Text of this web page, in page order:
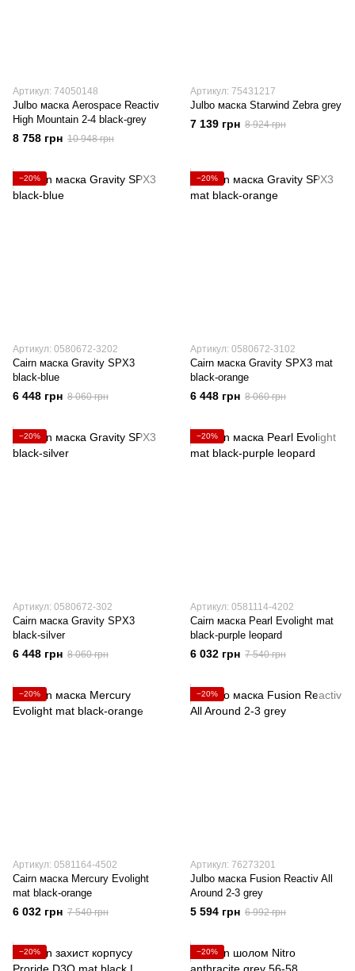
Артикул: 74050148
Julbo маска Aerospace Reactiv
High Mountain 2-4 black-grey
8 758 грн 10 948 грн
Артикул: 75431217
Julbo маска Starwind Zebra grey
7 139 грн 8 924 грн
−20%
Артикул: 0580672-3202
Cairn маска Gravity SPX3
black-blue
6 448 грн 8 060 грн
−20%
Артикул: 0580672-3102
Cairn маска Gravity SPX3 mat
black-orange
6 448 грн 8 060 грн
−20%
Артикул: 0580672-302
Cairn маска Gravity SPX3
black-silver
6 448 грн 8 060 грн
−20%
Артикул: 0581114-4202
Cairn маска Pearl Evolight mat
black-purple leopard
6 032 грн 7 540 грн
−20%
Артикул: 0581164-4502
Cairn маска Mercury Evolight
mat black-orange
6 032 грн 7 540 грн
−20%
Артикул: 76273201
Julbo маска Fusion Reactiv All
Around 2-3 grey
5 594 грн 6 992 грн
−20% −20%